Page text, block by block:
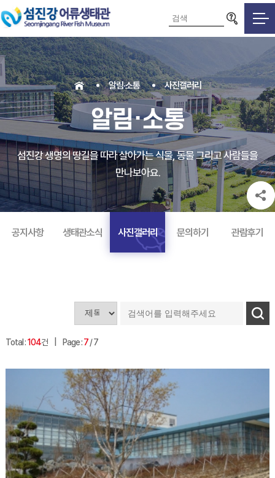
검색영역
알림·소통 사진갤러리
알림·소통
섬진강 생명의 땅길을 따라 살아가는 식물, 동물 그리고 사람들을
만나보아요.
공지사항 생태관소식 사진갤러리 문의하기 관람후기
Total :104건 Page :7/ 7